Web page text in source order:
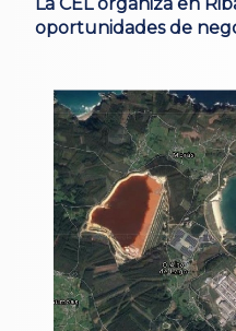
La CEL organiza en
oportunidades de